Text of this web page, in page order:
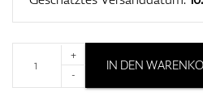
+
-
IN DEN